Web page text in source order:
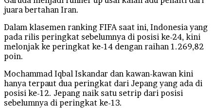
juara bertahan Iran.
Dalam klasemen ranking FIFA saat ini, Indonesia yang
pada rilis peringkat sebelumnya di posisi ke-24, kini
melonjak ke peringkat ke-14 dengan raihan 1.269,82
poin.
Mochammad Iqbal Iskandar dan kawan-kawan kini
hanya terpaut dua peringkat dari Jepang yang ada di
posisi ke-12. Jepang naik satu setrip dari posisi
sebelumnya di peringkat ke-13.